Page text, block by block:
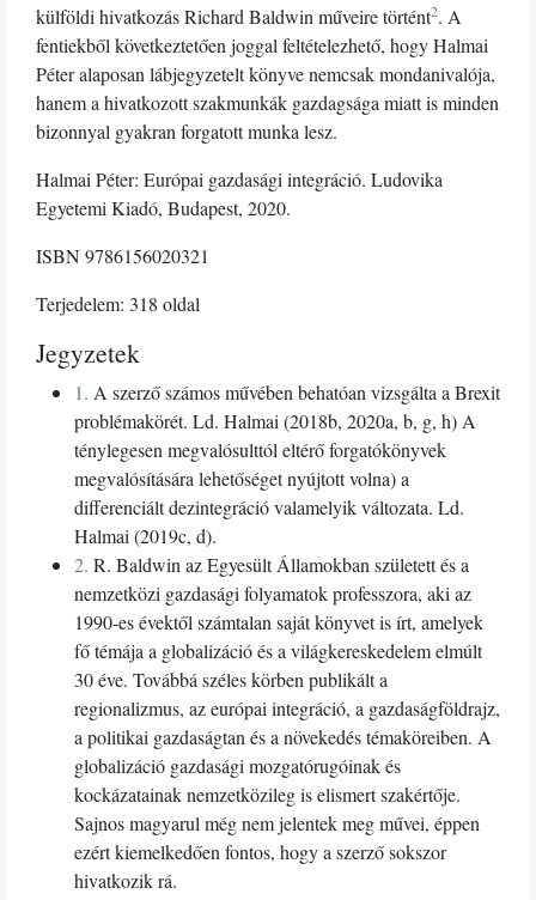
külföldi hivatkozás Richard Baldwin műveire történt2. A
fentiekből következtetően joggal feltételezhető, hogy Halmai
Péter alaposan lábjegyzetelt könyve nemcsak mondanivalója,
hanem a hivatkozott szakmunkák gazdagsága miatt is minden
bizonnyal gyakran forgatott munka lesz.
Halmai Péter: Európai gazdasági integráció. Ludovika
Egyetemi Kiadó, Budapest, 2020.
ISBN 9786156020321
Terjedelem: 318 oldal
Jegyzetek
1. A szerző számos művében behatóan vizsgálta a Brexit
problémakörét. Ld. Halmai (2018b, 2020a, b, g, h) A
ténylegesen megvalósulttól eltérő forgatókönyvek
megvalósítására lehetőséget nyújtott volna) a
differenciált dezintegráció valamelyik változata. Ld.
Halmai (2019c, d).
2. R. Baldwin az Egyesült Államokban született és a
nemzetközi gazdasági folyamatok professzora, aki az
1990-es évektől számtalan saját könyvet is írt, amelyek
fő témája a globalizáció és a világkereskedelem elmúlt
30 éve. Továbbá széles körben publikált a
regionalizmus, az európai integráció, a gazdaságföldrajz,
a politikai gazdaságtan és a növekedés témaköreiben. A
globalizáció gazdasági mozgatórugóinak és
kockázatainak nemzetközileg is elismert szakértője.
Sajnos magyarul még nem jelentek meg művei, éppen
ezért kiemelkedően fontos, hogy a szerző sokszor
hivatkozik rá.